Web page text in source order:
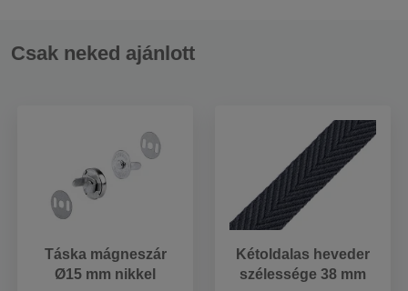
Csak neked ajánlott
Táska mágneszár
Ø15 mm nikkel
Kétoldalas heveder
szélessége 38 mm